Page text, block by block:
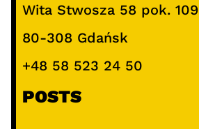
Wita Stwosza 58 pok. 109
80-308 Gdańsk
+48 58 523 24 50
POSTS